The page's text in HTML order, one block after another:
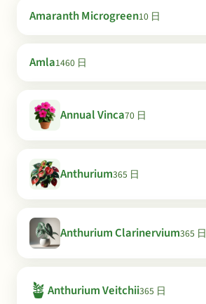
Amaranth Microgreen10 日
Amla1460 日
Annual Vinca70 日
Anthurium365 日
Anthurium Clarinervium365 日
🪴 Anthurium Veitchii365 日